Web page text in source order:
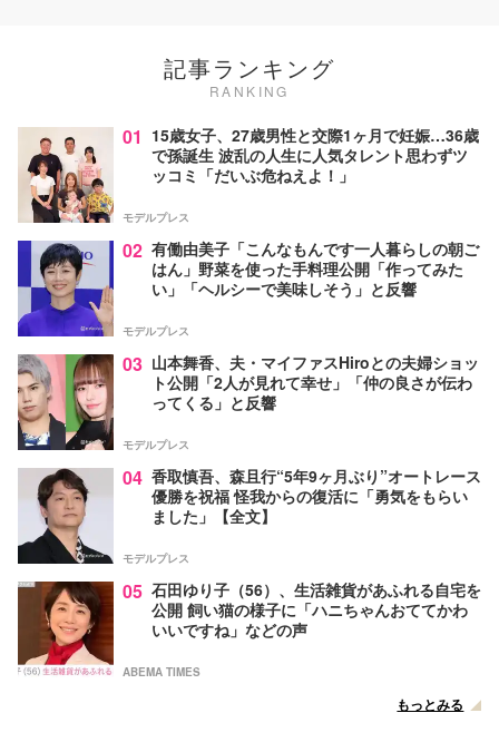
記事ランキング
RANKING
01 15歳女子、27歳男性と交際1ヶ月で妊娠…36歳
で孫誕生 波乱の人生に人気タレント思わずツ
ッコミ「だいぶ危ねえよ！」
モデルプレス
02 有働由美子「こんなもんです一人暮らしの朝ご
はん」野菜を使った手料理公開「作ってみた
い」「ヘルシーで美味しそう」と反響
モデルプレス
03 山本舞香、夫・マイファスHiroとの夫婦ショッ
ト公開「2人が見れて幸せ」「仲の良さが伝わ
ってくる」と反響
モデルプレス
04 香取慎吾、森且行“5年9ヶ月ぶり”オートレース
優勝を祝福 怪我からの復活に「勇気をもらい
ました」【全文】
モデルプレス
05 石田ゆり子（56）、生活雑貨があふれる自宅を
公開 飼い猫の様子に「ハニちゃんおててかわ
いいですね」などの声
ABEMA TIMES
もっとみる